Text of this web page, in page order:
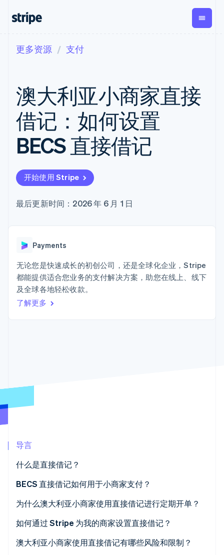
支付
在线支付
Managed
Payments
备案商家解决
方案
Payment links
无代码支付
预构建支付界
面
Elements
灵活的 UI 组件
Payment
接入 125+ 种支
Terminal
Authorization
Boost
支付成功率优
化
Link
加速结账
经常性收入
Metronome
按用量计费
Subscriptions
订阅管理
Invoicing
一次性或定期
Tax
销售税和增值
Revenue
Recognition
Stripe Sigma
Global
Payouts
向第三
Radar
Atlas
碳移除
Stripe Sessions 2026
了解 Stripe 如何为 AI 构建经济基础设施。
立即观看
按企业阶段
按应用场景
智能体商务
加密货币
电子商务
嵌入式金融
财务自动化
全球化企业
交易市场
按行业
AI 企业
酒店、旅游与休闲
文档
库与 SDK
Stripe Apps
指南
接受线上付款
实施预置结账流程
构建平台或交易市场
管理订阅
发行稳定币支持的支付卡
资源
应用集成
代码示例
学习
指南
支持
获取支持
托管支持方案
专业服务
公司
Stripe Press
联系销售
更多资源 支付
澳大利亚小商家直接
借记：如何设置
BECS 直接借记
开始使用 Stripe
最后更新时间：2026 年 6 月 1 日
Payments
无论您是快速成长的初创公司，还是全球化企业，Stripe
都能提供适合您业务的支付解决方案，助您在线上、线下
及全球各地轻松收款。
了解更多
导言
什么是直接借记？
BECS 直接借记如何用于小商家支付？
为什么澳大利亚小商家使用直接借记进行定期开单？
如何通过 Stripe 为我的商家设置直接借记？
澳大利亚小商家使用直接借记有哪些风险和限制？